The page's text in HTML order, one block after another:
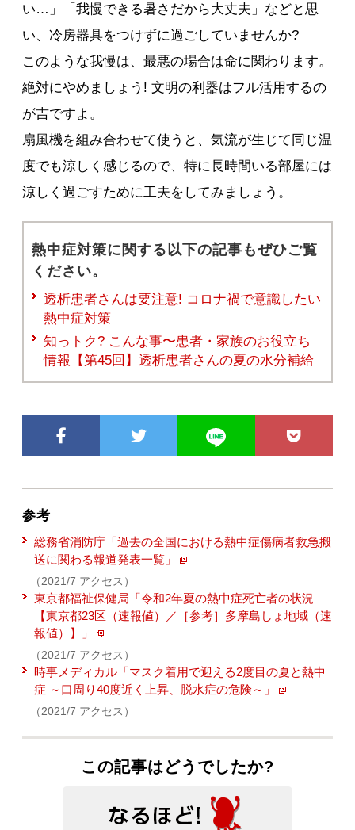
い…」「我慢できる暑さだから大丈夫」などと思
い、冷房器具をつけずに過ごしていませんか?
このような我慢は、最悪の場合は命に関わります。
絶対にやめましょう! 文明の利器はフル活用するの
が吉ですよ。
扇風機を組み合わせて使うと、気流が生じて同じ温
度でも涼しく感じるので、特に長時間いる部屋には
涼しく過ごすために工夫をしてみましょう。
熱中症対策に関する以下の記事もぜひご覧
ください。
透析患者さんは要注意! コロナ禍で意識したい
熱中症対策
知っトク? こんな事〜患者・家族のお役立ち
情報【第45回】透析患者さんの夏の水分補給
参考
総務省消防庁「過去の全国における熱中症傷病者救急搬
送に関わる報道発表一覧」
（2021/7 アクセス）
東京都福祉保健局「令和2年夏の熱中症死亡者の状況
【東京都23区（速報値）／［参考］多摩島しょ地域（速
報値）】」
（2021/7 アクセス）
時事メディカル「マスク着用で迎える2度目の夏と熱中
症 ～口周り40度近く上昇、脱水症の危険～」
（2021/7 アクセス）
この記事はどうでしたか?